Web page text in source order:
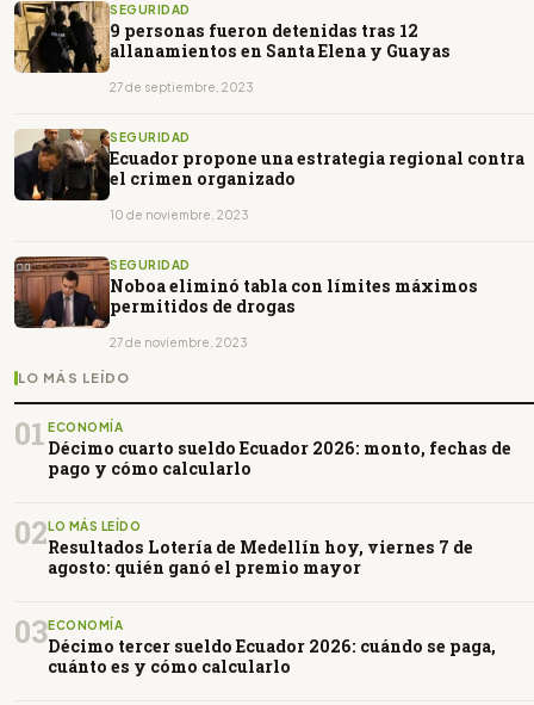
SEGURIDAD
9 personas fueron detenidas tras 12
allanamientos en Santa Elena y Guayas
27 de septiembre, 2023
SEGURIDAD
Ecuador propone una estrategia regional contra
el crimen organizado
10 de noviembre, 2023
SEGURIDAD
Noboa eliminó tabla con límites máximos
permitidos de drogas
27 de noviembre, 2023
LO MÁS LEÍDO
01 ECONOMÍA
Décimo cuarto sueldo Ecuador 2026: monto, fechas de
pago y cómo calcularlo
02LO MÁS LEÍDO
Resultados Lotería de Medellín hoy, viernes 7 de
agosto: quién ganó el premio mayor
03ECONOMÍA
Décimo tercer sueldo Ecuador 2026: cuándo se paga,
cuánto es y cómo calcularlo